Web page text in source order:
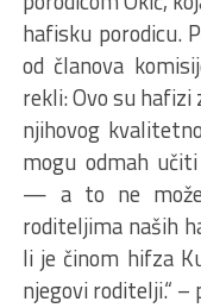
hafisku porodicu.
od članova
rekli: Ovo su hafizi
njihovog
mogu odmah
— a to ne može
roditeljima naših
li je činom hifza
njegovi roditelji.“